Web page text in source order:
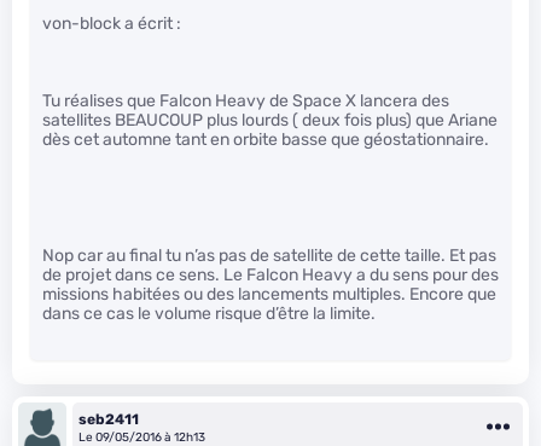
von-block a écrit :
Tu réalises que Falcon Heavy de Space X lancera des
satellites BEAUCOUP plus lourds ( deux fois plus) que Ariane
dès cet automne tant en orbite basse que géostationnaire.
Nop car au final tu n’as pas de satellite de cette taille. Et pas
de projet dans ce sens. Le Falcon Heavy a du sens pour des
missions habitées ou des lancements multiples. Encore que
dans ce cas le volume risque d’être la limite.
seb2411
Le 09/05/2016 à 12h13